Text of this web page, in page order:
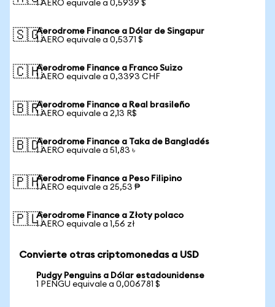
1 AERO equivale a 0,5939 $
🇸🇬Aerodrome Finance a Dólar de Singapur
1 AERO equivale a 0,5371 $
🇨🇭Aerodrome Finance a Franco Suizo
1 AERO equivale a 0,3393 CHF
🇧🇷Aerodrome Finance a Real brasileño
1 AERO equivale a 2,13 R$
🇧🇩Aerodrome Finance a Taka de Bangladés
1 AERO equivale a 51,83 ৳
🇵🇭Aerodrome Finance a Peso Filipino
1 AERO equivale a 25,53 ₱
🇵🇱Aerodrome Finance a Złoty polaco
1 AERO equivale a 1,56 zł
Convierte otras criptomonedas a USD
Pudgy Penguins a Dólar estadounidense
1 PENGU equivale a 0,006781 $